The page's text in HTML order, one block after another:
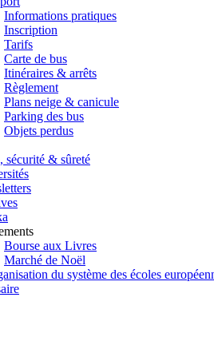
Informations pratiques
Inscription
Tarifs
Carte de bus
Itinéraires & arrêts
Règlement
Plans neige & canicule
Parking des bus
Objets perdus
sécurité & sûreté
Bourse aux Livres
Marché de Noël
du système des écoles